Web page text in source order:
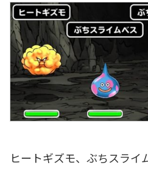
ヒートギズモ、ぶちスライ